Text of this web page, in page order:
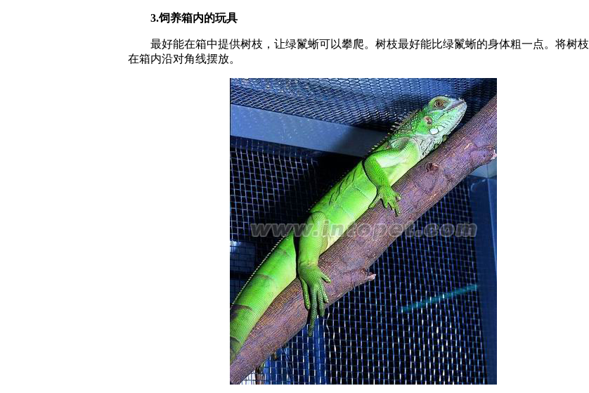
3.饲养箱内的玩具
最好能在箱中提供树枝，让绿鬣蜥可以攀爬。树枝最好能比绿鬣蜥的身体粗一点。将树枝
在箱内沿对角线摆放。